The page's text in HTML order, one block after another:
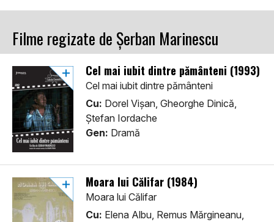
Filme regizate de Șerban Marinescu
Cel mai iubit dintre pământeni (1993)
Cel mai iubit dintre pământeni
Cu: Dorel Vișan, Gheorghe Dinică,
Ștefan Iordache
Gen: Dramă
Moara lui Călifar (1984)
Moara lui Călifar
Cu: Elena Albu, Remus Mărgineanu,